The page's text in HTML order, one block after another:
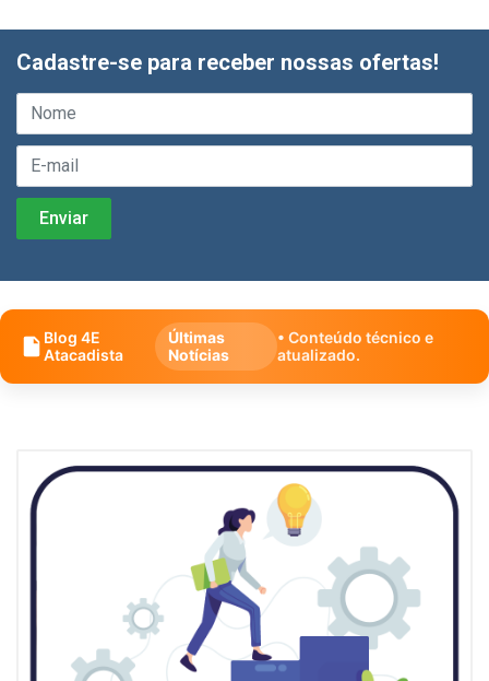
Cadastre-se para receber nossas ofertas!
Blog 4E
Atacadista
Últimas
Notícias
• Conteúdo técnico e
atualizado.